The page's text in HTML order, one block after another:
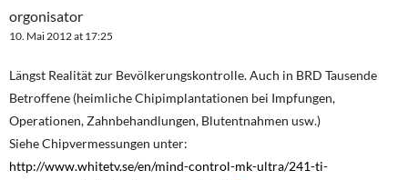
orgonisator
10. Mai 2012 at 17:25
Längst Realität zur Bevölkerungskontrolle. Auch in BRD Tausende
Betroffene (heimliche Chipimplantationen bei Impfungen,
Operationen, Zahnbehandlungen, Blutentnahmen usw.)
Siehe Chipvermessungen unter:
http://www.whitetv.se/en/mind-control-mk-ultra/241-ti-